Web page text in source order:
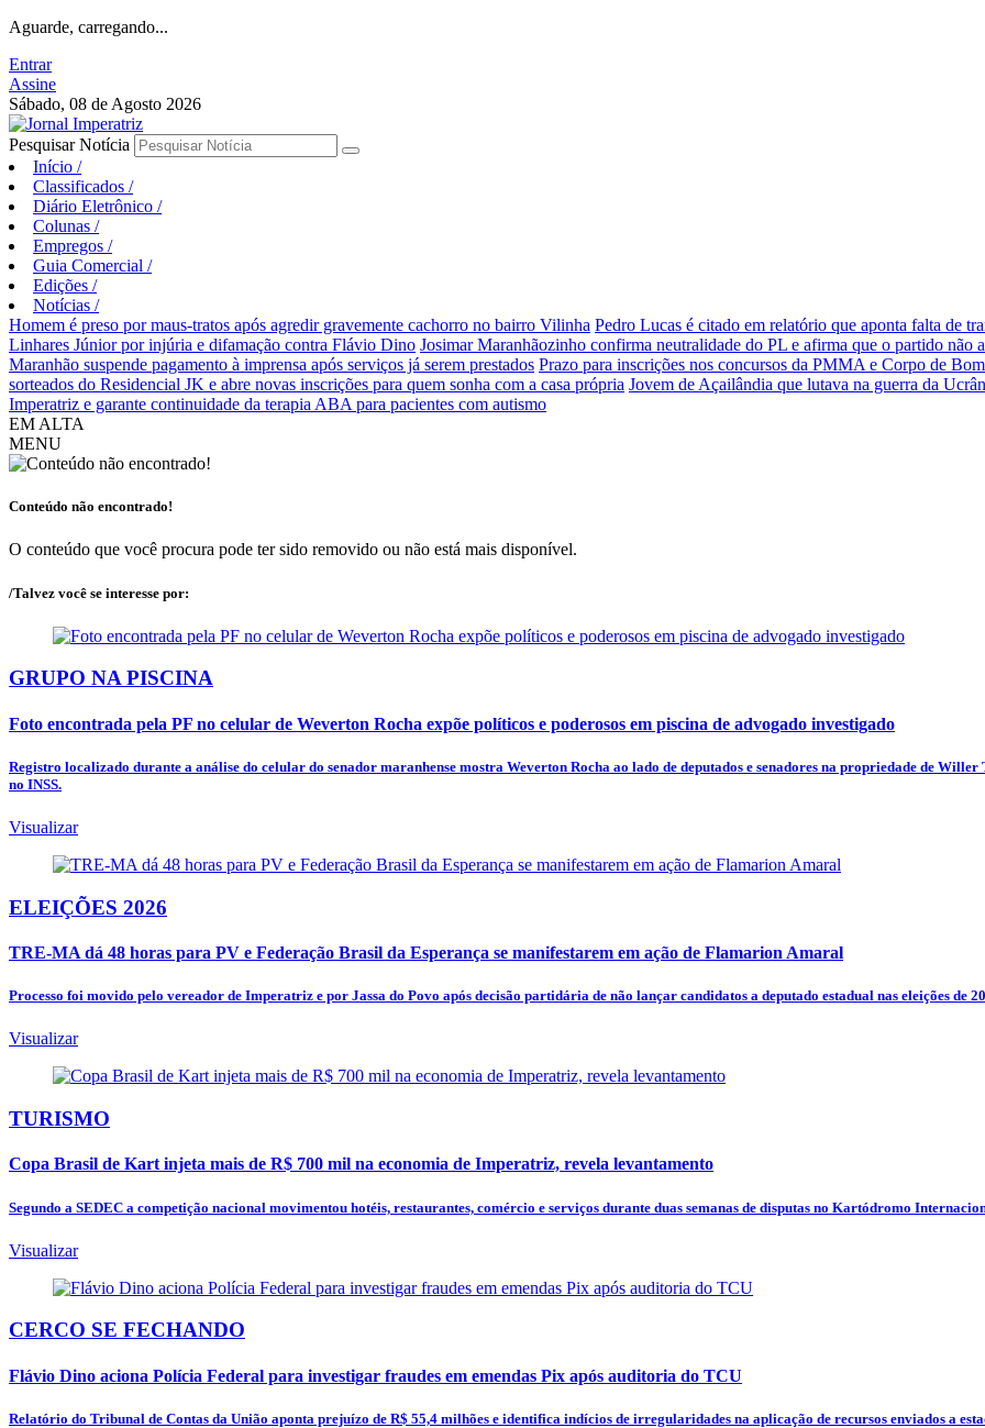
Aguarde, carregando...
Entrar
Assine
Sábado, 08 de Agosto 2026
Pesquisar Notícia
Início /
Classificados /
Diário Eletrônico /
Colunas /
Empregos /
Guia Comercial /
Edições /
Notícias /
Homem é preso por maus-tratos após agredir gravemente cachorro no bairro Vilinha Pedro Lucas é citado em relatório que aponta falta de
Linhares Júnior por injúria e difamação contra Flávio Dino Josimar Maranhãozinho confirma neutralidade do PL e afirma que o partido não
Maranhão suspende pagamento à imprensa após serviços já serem prestados Prazo para inscrições nos concursos da PMMA e Corpo de
sorteados do Residencial JK e abre novas inscrições para quem sonha com a casa própria Jovem de Açailândia que lutava na guerra da
Imperatriz e garante continuidade da terapia ABA para pacientes com autismo
EM ALTA
MENU
Conteúdo não encontrado!
O conteúdo que você procura pode ter sido removido ou não está mais disponível.
/Talvez você se interesse por:
GRUPO NA PISCINA
Foto encontrada pela PF no celular de Weverton Rocha expõe políticos e poderosos em piscina de advogado investigado
Registro localizado durante a análise do celular do senador maranhense mostra Weverton Rocha ao lado de deputados e senadores na propriedade de
no INSS.
Visualizar
ELEIÇÕES 2026
TRE-MA dá 48 horas para PV e Federação Brasil da Esperança se manifestarem em ação de Flamarion Amaral
Processo foi movido pelo vereador de Imperatriz e por Jassa do Povo após decisão partidária de não lançar candidatos a deputado estadual nas eleições de
Visualizar
TURISMO
Copa Brasil de Kart injeta mais de R$ 700 mil na economia de Imperatriz, revela levantamento
Segundo a SEDEC a competição nacional movimentou hotéis, restaurantes, comércio e serviços durante duas semanas de disputas no Kartódromo
Visualizar
CERCO SE FECHANDO
Flávio Dino aciona Polícia Federal para investigar fraudes em emendas Pix após auditoria do TCU
Relatório do Tribunal de Contas da União aponta prejuízo de R$ 55,4 milhões e identifica indícios de irregularidades na aplicação de recursos enviados a